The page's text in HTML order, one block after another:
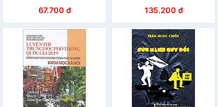
67.700 đ 135.200 đ